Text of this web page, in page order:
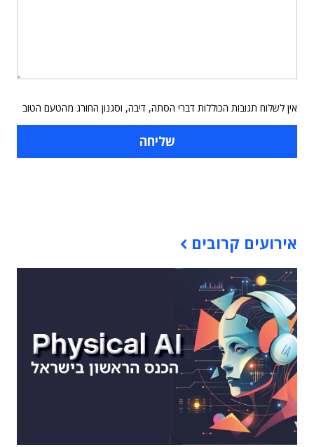
אין לשלוח תגובות הכוללות דברי הסתה, דיבה, וסגנון החורג מהטעם הטוב
אירועים קרובים